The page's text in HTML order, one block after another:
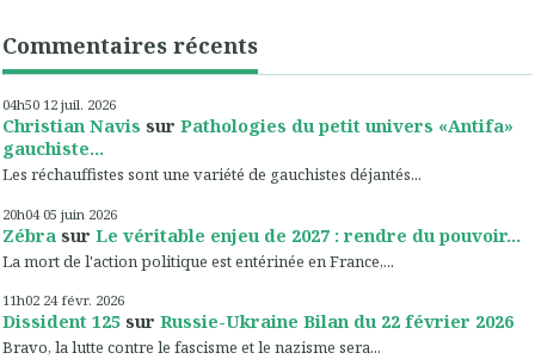
Commentaires récents
04h50 12 juil. 2026
Christian Navis sur Pathologies du petit univers «Antifa»
gauchiste...
Les réchauffistes sont une variété de gauchistes déjantés...
20h04 05 juin 2026
Zébra sur Le véritable enjeu de 2027 : rendre du pouvoir...
La mort de l'action politique est entérinée en France,...
11h02 24 févr. 2026
Dissident 125 sur Russie-Ukraine Bilan du 22 février 2026
Bravo, la lutte contre le fascisme et le nazisme sera...